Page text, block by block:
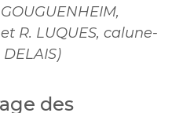
R. LUQUES, calune-
des